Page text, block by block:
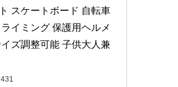
スケートボード 自転車
イミング 保護用ヘルメ
イズ調整可能 子供大人兼